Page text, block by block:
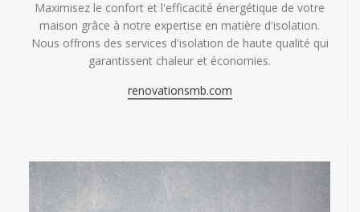
Maximisez le confort et l'efficacité énergétique de votre
maison grâce à notre expertise en matière d'isolation.
Nous offrons des services d'isolation de haute qualité qui
garantissent chaleur et économies.
renovationsmb.com